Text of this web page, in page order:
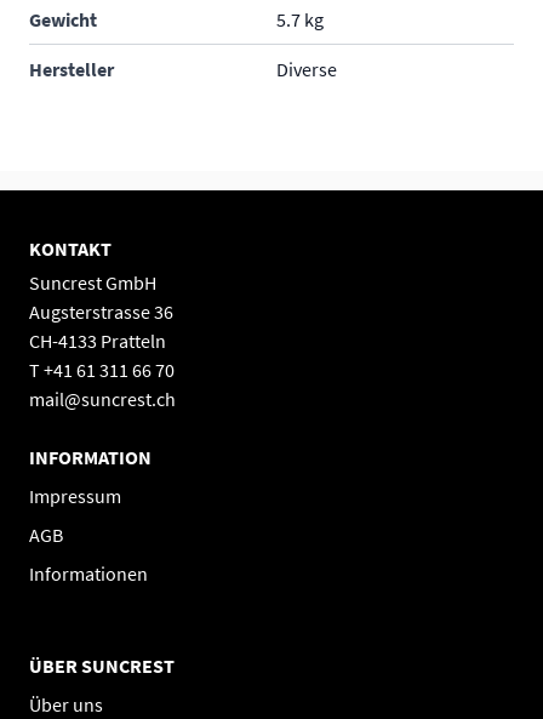
Gewicht 5.7 kg
Hersteller Diverse
KONTAKT
Suncrest GmbH
Augsterstrasse 36
CH-4133 Pratteln
T +41 61 311 66 70
mail@suncrest.ch
INFORMATION
Impressum
AGB
Informationen
ÜBER SUNCREST
Über uns